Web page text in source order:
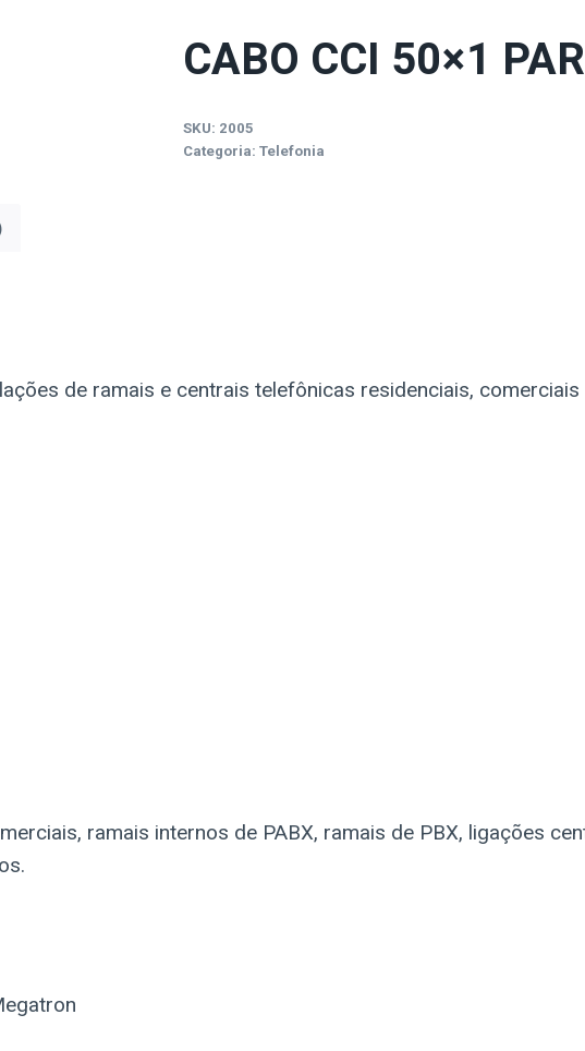
CABO CCI 50×1
SKU: 2005
Categoria: Telefonia
de ramais e centrais telefônicas residenciais, comerciais
ramais internos de PABX, ramais de PBX, ligações